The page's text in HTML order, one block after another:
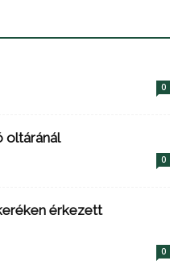
0
oltáránál
0
érkezett
0